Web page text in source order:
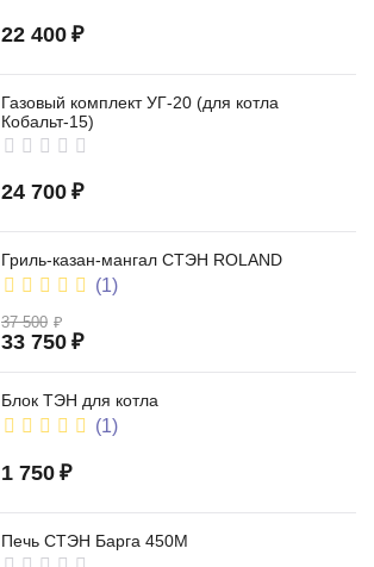
22 400 ₽
Газовый комплект УГ-20 (для котла
Кобальт-15)
24 700 ₽
Гриль-казан-мангал СТЭН ROLAND
(1)
37 500 ₽
33 750 ₽
Блок ТЭН для котла
(1)
1 750 ₽
Печь СТЭН Барга 450М